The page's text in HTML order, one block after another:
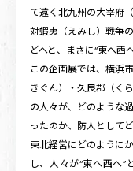
て遠く北九州の大宰府
対蝦夷（えみし）戦争
どへと、まさに“東へ西
この企画展では、横浜
きぐん）・久良郡（く
の人々が、どのような
ったのか、防人として
東北経営にどのように
し、人々が“東へ西へ